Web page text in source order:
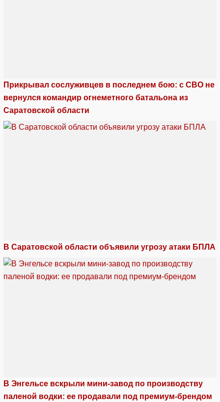
Прикрывал сослуживцев в последнем бою: с СВО не
вернулся командир огнеметного батальона из
Саратовской области
В Саратовской области объявили угрозу атаки БПЛА
В Энгельсе вскрыли мини-завод по производству
паленой водки: ее продавали под премиум-брендом